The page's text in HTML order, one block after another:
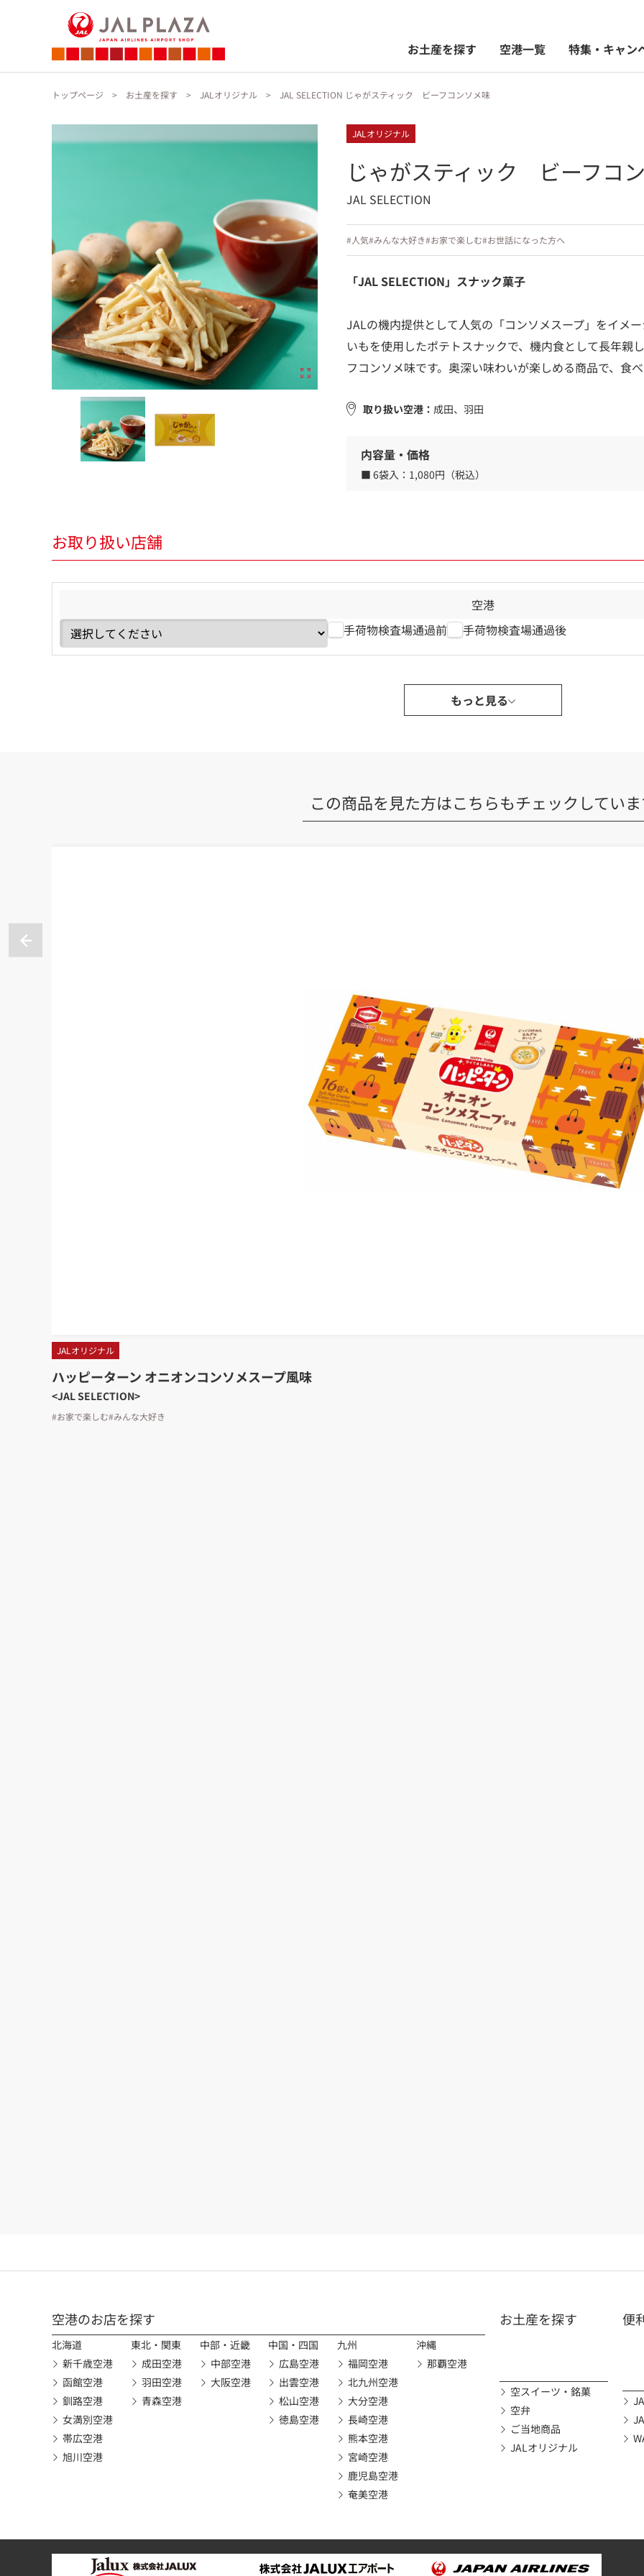
お土産を探す 空港一覧 特集・キャン
トップページ お土産を探す JALオリジナル JAL SELECTION じゃがスティック ビーフコンソメ味
JALオリジナル
じゃがスティック ビーフコ
JAL SELECTION
#人気#みんな大好き#お家で楽しむ#お世話になった方へ
「JAL SELECTION」スナック菓子
JALの機内提供として人気の「コンソメスープ」をイメ
いもを使用したポテトスナックで、機内食として長年親
フコンソメ味です。奥深い味わいが楽しめる商品で、食
取り扱い空港： 成田、羽田
内容量・価格
■ 6袋入： 1,080円（税込）
お取り扱い店舗
空港
手荷物検査場通過前
手荷物検査場通過後
もっと見る
この商品を見た方はこちらもチェックしてい
JALオリジナル
ハッピーターン オニオンコンソメスープ風味
<JAL SELECTION>
#お家で楽しむ#みんな大好き
空港のお店を探す
北海道
新千歳空港
函館空港
釧路空港
女満別空港
帯広空港
旭川空港
東北・関東
成田空港
羽田空港
青森空港
中部・近畿
中部空港
大阪空港
中国・四国
広島空港
出雲空港
松山空港
徳島空港
九州
福岡空港
北九州空港
大分空港
長崎空港
熊本空港
宮崎空港
鹿児島空港
奄美空港
沖縄
那覇空港
お土産を探す
空スイーツ・銘菓
空弁
ご当地商品
JALオリジナル
便